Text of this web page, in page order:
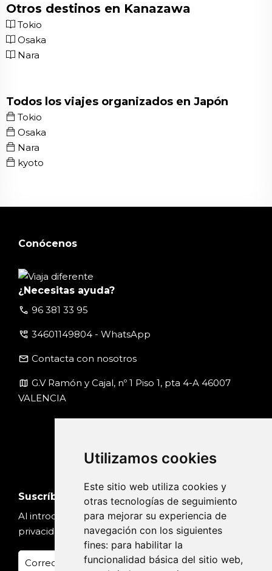
Utilizamos cookies
Este sitio web utiliza cookies y
otras tecnologías de seguimiento
para mejorar su experiencia de
navegación con los siguientes
fines: para habilitar la
funcionalidad básica del sitio web,
Otros destinos en Kanazawa
Tokio
Osaka
Nara
Todos los viajes organizados en Japón
Tokio
Osaka
Nara
kyoto
Conócenos
¿Necesitas ayuda?
call 96 381 33 95
perm_phone_msg 34601149804 - WhatsApp
email Contacta con nosotros
map G.V Ramón y Cajal, nº 1 Piso 1, pta 4-A 46007
VALENCIA
Suscríbete
Al introducir tu email, aceptas nuestraPolítica de
privacidad